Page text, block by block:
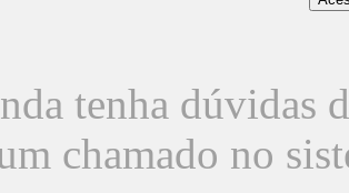
tenha dúvidas
chamado no